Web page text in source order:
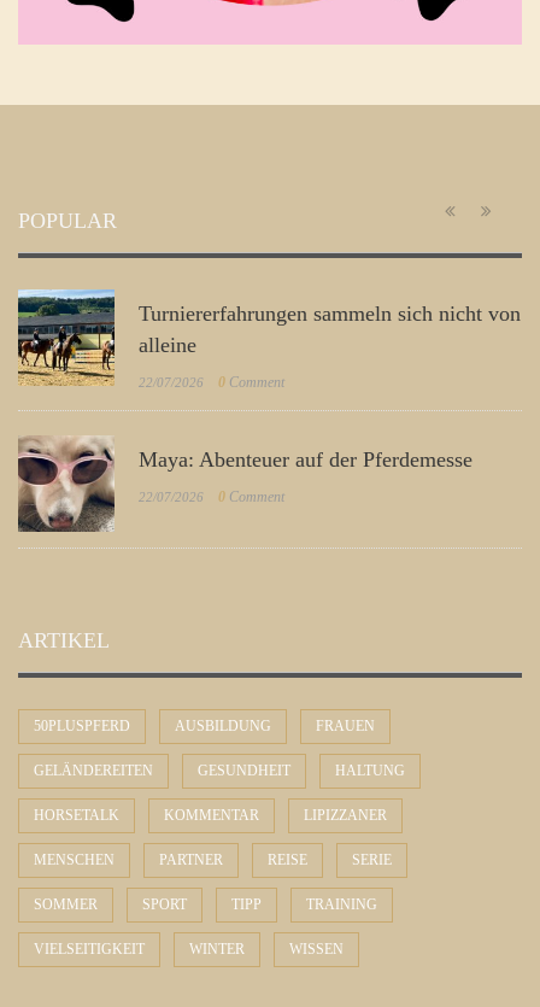
POPULAR
Turniererfahrungen sammeln sich nicht von
alleine
22/07/2026 0 Comment
Maya: Abenteuer auf der Pferdemesse
22/07/2026 0 Comment
ARTIKEL
50PLUSPFERD AUSBILDUNG FRAUEN
GELÄNDEREITEN GESUNDHEIT HALTUNG
HORSETALK KOMMENTAR LIPIZZANER
MENSCHEN PARTNER REISE SERIE
SOMMER SPORT TIPP TRAINING
VIELSEITIGKEIT WINTER WISSEN